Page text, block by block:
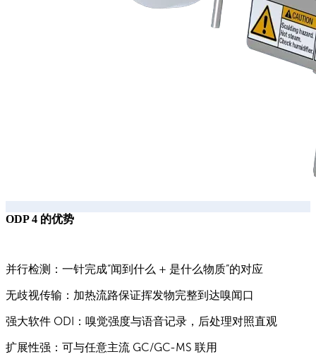
ODP 4 的优势
并行检测：一针完成“闻到什么 + 是什么物质”的对应
无歧视传输：加热流路保证挥发物完整到达嗅闻口
强大软件 ODI：嗅觉强度与语音记录，后处理对照直观
扩展性强：可与任意主流 GC/GC-MS 联用